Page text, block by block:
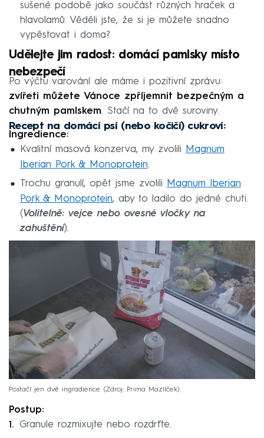
sušené podobě jako součást různých hraček a
hlavolamů. Věděli jste, že si je můžete snadno
vypěstovat i doma?
Udělejte jim radost: domácí pamlsky místo
nebezpečí
Po výčtu varování ale máme i pozitivní zprávu:
zvířeti můžete Vánoce zpříjemnit bezpečným a
chutným pamlskem. Stačí na to dvě suroviny.
Recept na domácí psí (nebo kočičí) cukroví:
Ingredience:
Kvalitní masová konzerva, my zvolili
Magnum
Iberian Pork & Monoprotein.
Trochu granulí, opět jsme zvolili
Magnum Iberian
Pork & Monoprotein, aby to ladilo do jedné chuti.
(Volitelně: vejce nebo ovesné vločky na
zahuštění).
Postačí jen dvě ingradience Zdroj: Prima Mazlíček
Postup:
Granule rozmixujte nebo rozdrťte.